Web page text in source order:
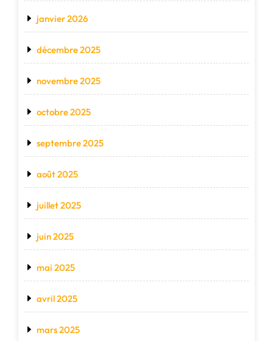
janvier 2026
décembre 2025
novembre 2025
octobre 2025
septembre 2025
août 2025
juillet 2025
juin 2025
mai 2025
avril 2025
mars 2025